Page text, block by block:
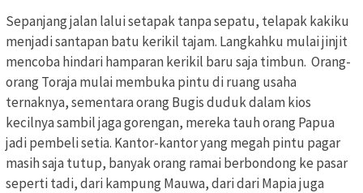
Sepanjang jalan lalui setapak tanpa sepatu, telapak kakiku
menjadi santapan batu kerikil tajam. Langkahku mulai jinjit
mencoba hindari hamparan kerikil baru saja timbun. Orang-
orang Toraja mulai membuka pintu di ruang usaha
ternaknya, sementara orang Bugis duduk dalam kios
kecilnya sambil jaga gorengan, mereka tauh orang Papua
jadi pembeli setia. Kantor-kantor yang megah pintu pagar
masih saja tutup, banyak orang ramai berbondong ke pasar
seperti tadi, dari kampung Mauwa, dari dari Mapia juga